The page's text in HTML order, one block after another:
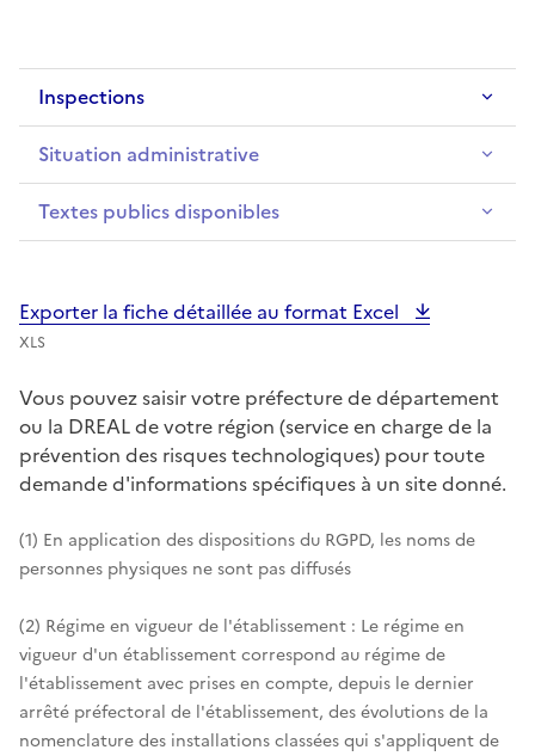
Inspections
Situation administrative
Textes publics disponibles
Exporter la fiche détaillée au format Excel
XLS
Vous pouvez saisir votre préfecture de département
ou la DREAL de votre région (service en charge de la
prévention des risques technologiques) pour toute
demande d'informations spécifiques à un site donné.
(1) En application des dispositions du RGPD, les noms de
personnes physiques ne sont pas diffusés
(2) Régime en vigueur de l'établissement : Le régime en
vigueur d'un établissement correspond au régime de
l'établissement avec prises en compte, depuis le dernier
arrêté préfectoral de l'établissement, des évolutions de la
nomenclature des installations classées qui s'appliquent de